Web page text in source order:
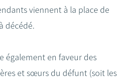
viennent à la place de
décédé.
également en faveur des
et sœurs du défunt (soit les